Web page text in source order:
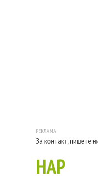
За контакт, пишете
НАР